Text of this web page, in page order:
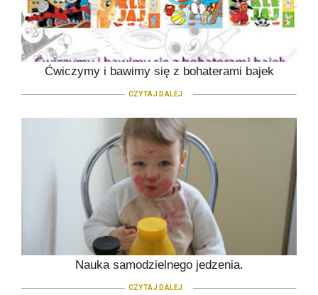
Ćwiczymy i bawimy się z bohaterami bajek
CZYTAJ DALEJ
Nauka samodzielnego jedzenia.
CZYTAJ DALEJ